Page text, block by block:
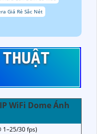
Giá Rẻ Sắc Nét
WiFi Dome Ánh
1–25/30 fps)